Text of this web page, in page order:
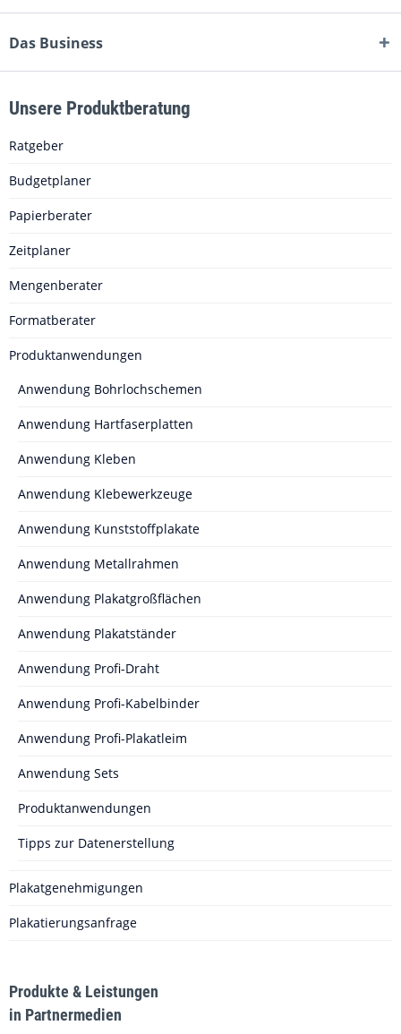
Das Business
Unsere Produktberatung
Ratgeber
Budgetplaner
Papierberater
Zeitplaner
Mengenberater
Formatberater
Produktanwendungen
Anwendung Bohrlochschemen
Anwendung Hartfaserplatten
Anwendung Kleben
Anwendung Klebewerkzeuge
Anwendung Kunststoffplakate
Anwendung Metallrahmen
Anwendung Plakatgroßflächen
Anwendung Plakatständer
Anwendung Profi-Draht
Anwendung Profi-Kabelbinder
Anwendung Profi-Plakatleim
Anwendung Sets
Produktanwendungen
Tipps zur Datenerstellung
Plakatgenehmigungen
Plakatierungsanfrage
Produkte & Leistungen
in Partnermedien